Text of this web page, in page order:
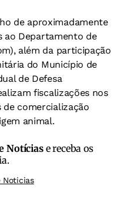
de aproximadamente
ao Departamento de
além da participação
do Município de
de Defesa
fiscalizações nos
comercialização
animal.
Notíciase receba os
Noticias